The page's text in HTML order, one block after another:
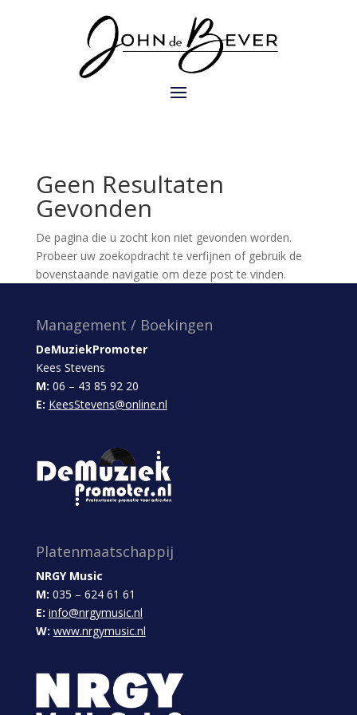
Geen Resultaten
Gevonden
De pagina die u zocht kon niet gevonden worden.
Probeer uw zoekopdracht te verfijnen of gebruik de
bovenstaande navigatie om deze post te vinden.
Management / Boekingen
DeMuziekPromoter
Kees Stevens
M: 06 – 43 85 92 20
E: KeesStevens@online.nl
Platenmaatschappij
NRGY Music
M: 035 – 624 61 61
E: info@nrgymusic.nl
W: www.nrgymusic.nl